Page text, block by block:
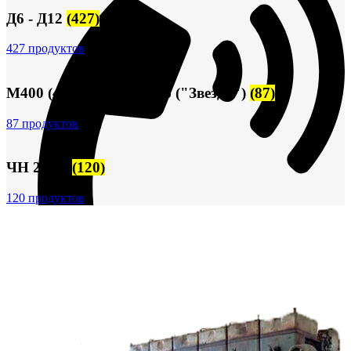
Д6 - Д12 (427)
427 продуктов
М400 (401), М500, М756 ("Звезда") (87)
87 продуктов
ЧН 25/34 (120)
120 продуктов